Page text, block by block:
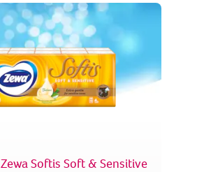
Zewa Softis Soft & Sensitive